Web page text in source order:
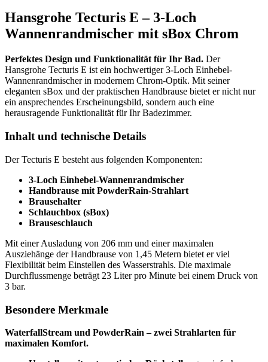
Hansgrohe Tecturis E – 3-Loch
Wannenrandmischer mit sBox Chrom
Perfektes Design und Funktionalität für Ihr Bad. Der
Hansgrohe Tecturis E ist ein hochwertiger 3-Loch Einhebel-
Wannenrandmischer in modernem Chrom-Optik. Mit seiner
eleganten sBox und der praktischen Handbrause bietet er nicht nur
ein ansprechendes Erscheinungsbild, sondern auch eine
herausragende Funktionalität für Ihr Badezimmer.
Inhalt und technische Details
Der Tecturis E besteht aus folgenden Komponenten:
3-Loch Einhebel-Wannenrandmischer
Handbrause mit PowderRain-Strahlart
Brausehalter
Schlauchbox (sBox)
Brauseschlauch
Mit einer Ausladung von 206 mm und einer maximalen
Ausziehänge der Handbrause von 1,45 Metern bietet er viel
Flexibilität beim Einstellen des Wasserstrahls. Die maximale
Durchflussmenge beträgt 23 Liter pro Minute bei einem Druck von
3 bar.
Besondere Merkmale
WaterfallStream und PowderRain – zwei Strahlarten für
maximalen Komfort.